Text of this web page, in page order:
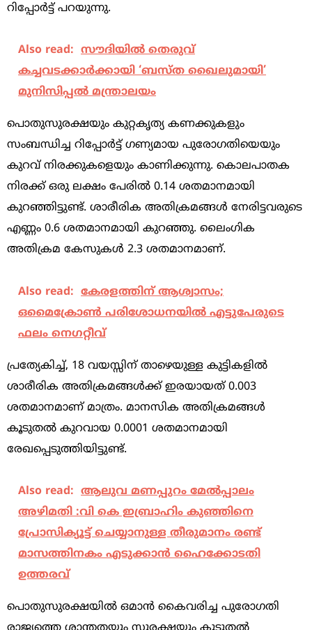
റിപ്പോർട്ട് പറയുന്നു.
Also read: സൗദിയിൽ തെരുവ്
കച്ചവടക്കാർക്കായി ‘ബസ്ത ഖൈലുമായി’
മുനിസിപ്പൽ മന്ത്രാലയം
പൊതുസുരക്ഷയും കുറ്റകൃത്യ കണക്കുകളും
സംബന്ധിച്ച റിപ്പോർട്ട് ഗണ്യമായ പുരോഗതിയെയും
കുറവ് നിരക്കുകളെയും കാണിക്കുന്നു. കൊലപാതക
നിരക്ക് ഒരു ലക്ഷം പേരിൽ 0.14 ശതമാനമായി
കുറഞ്ഞിട്ടുണ്ട്. ശാരീരിക അതിക്രമങ്ങൾ നേരിട്ടവരുടെ
എണ്ണം 0.6 ശതമാനമായി കുറഞ്ഞു. ലൈംഗിക
അതിക്രമ കേസുകൾ 2.3 ശതമാനമാണ്.
Also read: കേരളത്തിന് ആശ്വാസം;
ഒമൈക്രോണ്‍ പരിശോധനയില്‍ എട്ടുപേരുടെ
ഫലം നെഗറ്റീവ്
പ്രത്യേകിച്ച്, 18 വയസ്സിന് താഴെയുള്ള കുട്ടികളിൽ
ശാരീരിക അതിക്രമങ്ങൾക്ക് ഇരയായത് 0.003
ശതമാനമാണ് മാത്രം. മാനസിക അതിക്രമങ്ങൾ
കൂടുതൽ കുറവായ 0.0001 ശതമാനമായി
രേഖപ്പെടുത്തിയിട്ടുണ്ട്.
Also read: ആലുവ മണപ്പുറം മേൽപ്പാലം
അഴിമതി :വി കെ ഇബ്രാഹിം കുഞ്ഞിനെ
പ്രോസിക്യൂട്ട് ചെയ്യാനുള്ള തീരുമാനം രണ്ട്
മാസത്തിനകം എടുക്കാൻ ഹൈക്കോടതി
ഉത്തരവ്
പൊതുസുരക്ഷയിൽ ഒമാൻ കൈവരിച്ച പുരോഗതി